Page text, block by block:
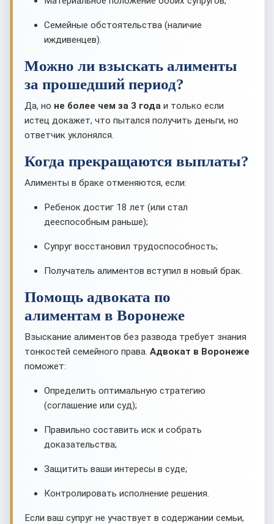
Семейные обстоятельства (наличие
иждивенцев).
Можно ли взыскать алименты
за прошедший период?
Да, но не более чем за 3 года и только если
истец докажет, что пытался получить деньги, но
ответчик уклонялся.
Когда прекращаются выплаты?
Алименты в браке отменяются, если:
Ребенок достиг 18 лет (или стал
дееспособным раньше);
Супруг восстановил трудоспособность;
Получатель алиментов вступил в новый брак.
Помощь адвоката по
алиментам в Воронеже
Взыскание алиментов без развода требует знания
тонкостей семейного права. Адвокат в Воронеже
поможет:
Определить оптимальную стратегию
(соглашение или суд);
Правильно составить иск и собрать
доказательства;
Защитить ваши интересы в суде;
Контролировать исполнение решения.
Если ваш супруг не участвует в содержании семьи,